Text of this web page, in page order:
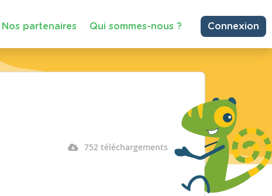
Nos partenaires Qui sommes-nous ? Connexion
752 téléchargements